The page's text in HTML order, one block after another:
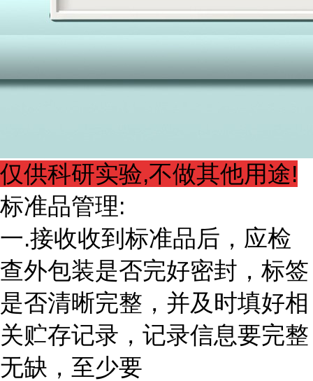
仅供科研实验,不做其他用途!
标准品管理:
一.接收收到标准品后，应检
查外包装是否完好密封，标签
是否清晰完整，并及时填好相
关贮存记录，记录信息要完整
无缺，至少要